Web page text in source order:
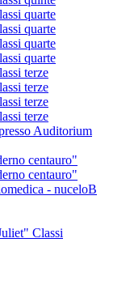
quarte
quarte
quarte
quarte
terze
terze
terze
terze
Auditorium
centauro"
centauro"
- nuceloB
Classi